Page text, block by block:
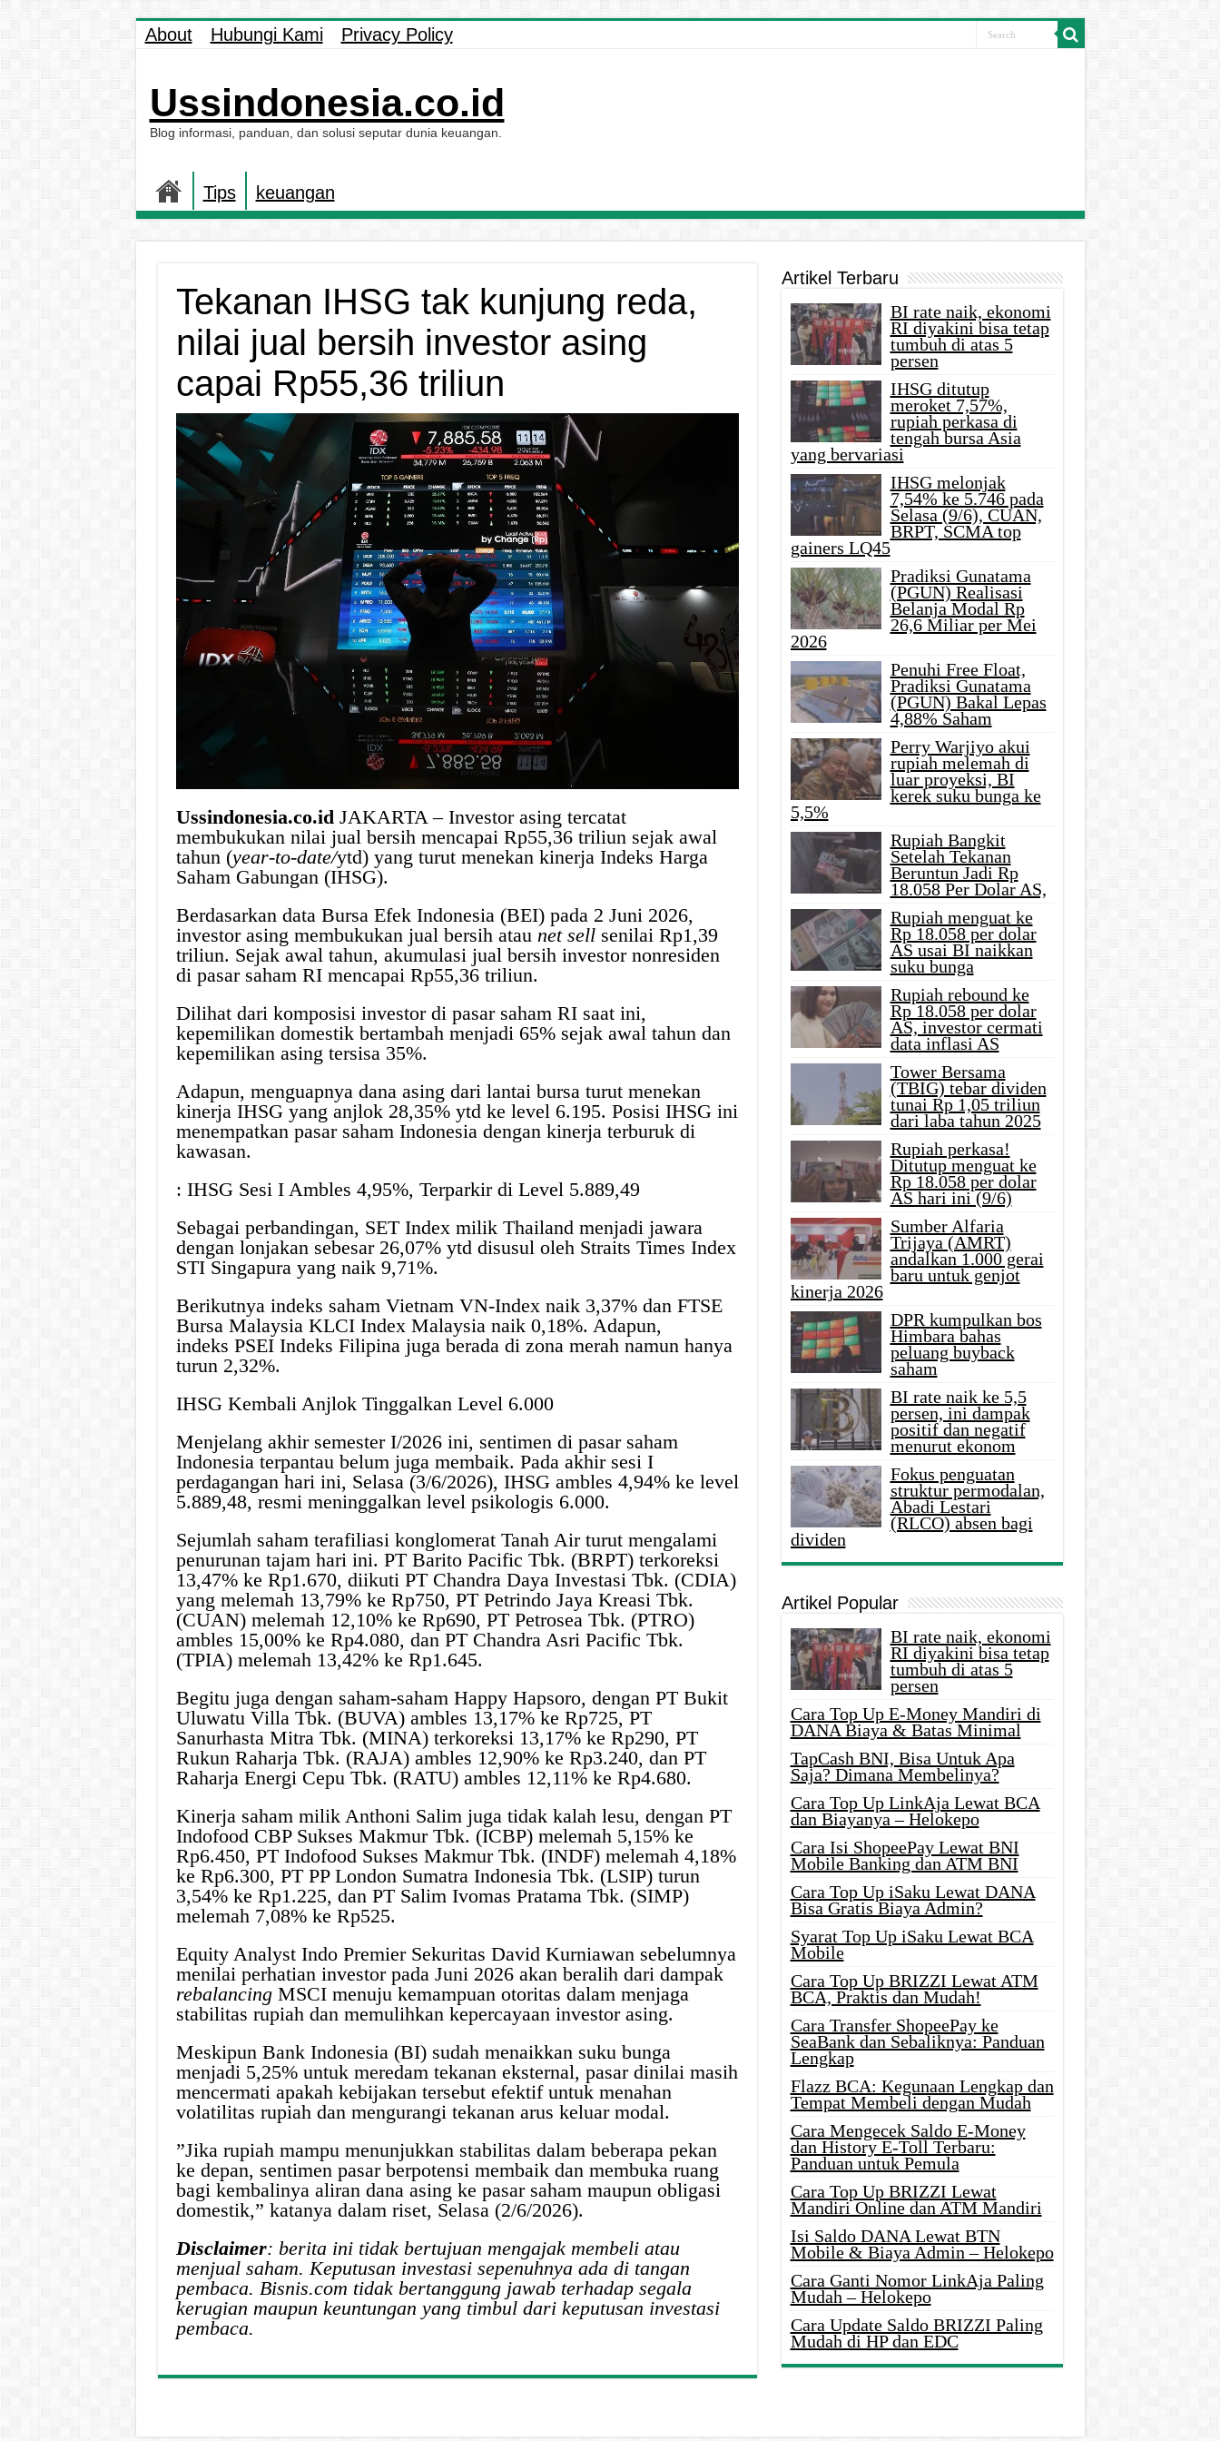
About Hubungi Kami Privacy Policy
Ussindonesia.co.id
Blog informasi, panduan, dan solusi seputar dunia keuangan.
Tips keuangan
Tekanan IHSG tak kunjung reda,
nilai jual bersih investor asing
capai Rp55,36 triliun
Ussindonesia.co.id JAKARTA – Investor asing tercatat
membukukan nilai jual bersih mencapai Rp55,36 triliun sejak awal
tahun (year-to-date/ytd) yang turut menekan kinerja Indeks Harga
Saham Gabungan (IHSG).
Berdasarkan data Bursa Efek Indonesia (BEI) pada 2 Juni 2026,
investor asing membukukan jual bersih atau net sell senilai Rp1,39
triliun. Sejak awal tahun, akumulasi jual bersih investor nonresiden
di pasar saham RI mencapai Rp55,36 triliun.
Dilihat dari komposisi investor di pasar saham RI saat ini,
kepemilikan domestik bertambah menjadi 65% sejak awal tahun dan
kepemilikan asing tersisa 35%.
Adapun, menguapnya dana asing dari lantai bursa turut menekan
kinerja IHSG yang anjlok 28,35% ytd ke level 6.195. Posisi IHSG ini
menempatkan pasar saham Indonesia dengan kinerja terburuk di
kawasan.
: IHSG Sesi I Ambles 4,95%, Terparkir di Level 5.889,49
Sebagai perbandingan, SET Index milik Thailand menjadi jawara
dengan lonjakan sebesar 26,07% ytd disusul oleh Straits Times Index
STI Singapura yang naik 9,71%.
Berikutnya indeks saham Vietnam VN-Index naik 3,37% dan FTSE
Bursa Malaysia KLCI Index Malaysia naik 0,18%. Adapun,
indeks PSEI Indeks Filipina juga berada di zona merah namun hanya
turun 2,32%.
IHSG Kembali Anjlok Tinggalkan Level 6.000
Menjelang akhir semester I/2026 ini, sentimen di pasar saham
Indonesia terpantau belum juga membaik. Pada akhir sesi I
perdagangan hari ini, Selasa (3/6/2026), IHSG ambles 4,94% ke level
5.889,48, resmi meninggalkan level psikologis 6.000.
Sejumlah saham terafiliasi konglomerat Tanah Air turut mengalami
penurunan tajam hari ini. PT Barito Pacific Tbk. (BRPT) terkoreksi
13,47% ke Rp1.670, diikuti PT Chandra Daya Investasi Tbk. (CDIA)
yang melemah 13,79% ke Rp750, PT Petrindo Jaya Kreasi Tbk.
(CUAN) melemah 12,10% ke Rp690, PT Petrosea Tbk. (PTRO)
ambles 15,00% ke Rp4.080, dan PT Chandra Asri Pacific Tbk.
(TPIA) melemah 13,42% ke Rp1.645.
Begitu juga dengan saham-saham Happy Hapsoro, dengan PT Bukit
Uluwatu Villa Tbk. (BUVA) ambles 13,17% ke Rp725, PT
Sanurhasta Mitra Tbk. (MINA) terkoreksi 13,17% ke Rp290, PT
Rukun Raharja Tbk. (RAJA) ambles 12,90% ke Rp3.240, dan PT
Raharja Energi Cepu Tbk. (RATU) ambles 12,11% ke Rp4.680.
Kinerja saham milik Anthoni Salim juga tidak kalah lesu, dengan PT
Indofood CBP Sukses Makmur Tbk. (ICBP) melemah 5,15% ke
Rp6.450, PT Indofood Sukses Makmur Tbk. (INDF) melemah 4,18%
ke Rp6.300, PT PP London Sumatra Indonesia Tbk. (LSIP) turun
3,54% ke Rp1.225, dan PT Salim Ivomas Pratama Tbk. (SIMP)
melemah 7,08% ke Rp525.
Equity Analyst Indo Premier Sekuritas David Kurniawan sebelumnya
menilai perhatian investor pada Juni 2026 akan beralih dari dampak
rebalancingMSCI menuju kemampuan otoritas dalam menjaga
stabilitas rupiah dan memulihkan kepercayaan investor asing.
Meskipun Bank Indonesia (BI) sudah menaikkan suku bunga
menjadi 5,25% untuk meredam tekanan eksternal, pasar dinilai masih
mencermati apakah kebijakan tersebut efektif untuk menahan
volatilitas rupiah dan mengurangi tekanan arus keluar modal.
”Jika rupiah mampu menunjukkan stabilitas dalam beberapa pekan
ke depan, sentimen pasar berpotensi membaik dan membuka ruang
bagi kembalinya aliran dana asing ke pasar saham maupun obligasi
domestik,” katanya dalam riset, Selasa (2/6/2026).
Disclaimer: berita ini tidak bertujuan mengajak membeli atau
menjual saham. Keputusan investasi sepenuhnya ada di tangan
pembaca. Bisnis.com tidak bertanggung jawab terhadap segala
kerugian maupun keuntungan yang timbul dari keputusan investasi
pembaca.
Artikel Terbaru
BI rate naik, ekonomi
RI diyakini bisa tetap
tumbuh di atas 5
persen
IHSG ditutup
meroket 7,57%,
rupiah perkasa di
tengah bursa Asia
yang bervariasi
IHSG melonjak
7,54% ke 5.746 pada
Selasa (9/6), CUAN,
BRPT, SCMA top
gainers LQ45
Pradiksi Gunatama
(PGUN) Realisasi
Belanja Modal Rp
26,6 Miliar per Mei
2026
Penuhi Free Float,
Pradiksi Gunatama
(PGUN) Bakal Lepas
4,88% Saham
Perry Warjiyo akui
rupiah melemah di
luar proyeksi, BI
kerek suku bunga ke
5,5%
Rupiah Bangkit
Setelah Tekanan
Beruntun Jadi Rp
18.058 Per Dolar AS,
Rupiah menguat ke
Rp 18.058 per dolar
AS usai BI naikkan
suku bunga
Rupiah rebound ke
Rp 18.058 per dolar
AS, investor cermati
data inflasi AS
Tower Bersama
(TBIG) tebar dividen
tunai Rp 1,05 triliun
dari laba tahun 2025
Rupiah perkasa!
Ditutup menguat ke
Rp 18.058 per dolar
AS hari ini (9/6)
Sumber Alfaria
Trijaya (AMRT)
andalkan 1.000 gerai
baru untuk genjot
kinerja 2026
DPR kumpulkan bos
Himbara bahas
peluang buyback
saham
BI rate naik ke 5,5
persen, ini dampak
positif dan negatif
menurut ekonom
Fokus penguatan
struktur permodalan,
Abadi Lestari
(RLCO) absen bagi
dividen
Artikel Popular
BI rate naik, ekonomi
RI diyakini bisa tetap
tumbuh di atas 5
persen
Cara Top Up E-Money Mandiri di
DANA Biaya & Batas Minimal
TapCash BNI, Bisa Untuk Apa
Saja? Dimana Membelinya?
Cara Top Up LinkAja Lewat BCA
dan Biayanya – Helokepo
Cara Isi ShopeePay Lewat BNI
Mobile Banking dan ATM BNI
Cara Top Up iSaku Lewat DANA
Bisa Gratis Biaya Admin?
Syarat Top Up iSaku Lewat BCA
Mobile
Cara Top Up BRIZZI Lewat ATM
BCA, Praktis dan Mudah!
Cara Transfer ShopeePay ke
SeaBank dan Sebaliknya: Panduan
Lengkap
Flazz BCA: Kegunaan Lengkap dan
Tempat Membeli dengan Mudah
Cara Mengecek Saldo E-Money
dan History E-Toll Terbaru:
Panduan untuk Pemula
Cara Top Up BRIZZI Lewat
Mandiri Online dan ATM Mandiri
Isi Saldo DANA Lewat BTN
Mobile & Biaya Admin – Helokepo
Cara Ganti Nomor LinkAja Paling
Mudah – Helokepo
Cara Update Saldo BRIZZI Paling
Mudah di HP dan EDC